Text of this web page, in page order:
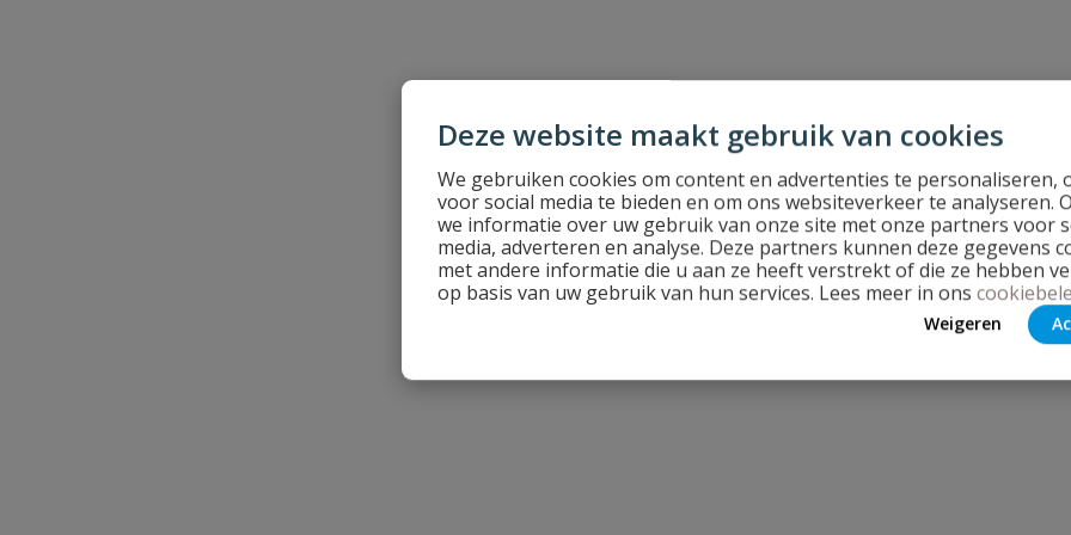
Deze website maakt gebruik van cookies
We gebruiken cookies om content en advertenties te personaliseren,
voor social media te bieden en om ons websiteverkeer te analyseren.
we informatie over uw gebruik van onze site met onze partners voor
media, adverteren en analyse. Deze partners kunnen deze gegevens
met andere informatie die u aan ze heeft verstrekt of die ze hebben
op basis van uw gebruik van hun services. Lees meer in ons
Weigeren